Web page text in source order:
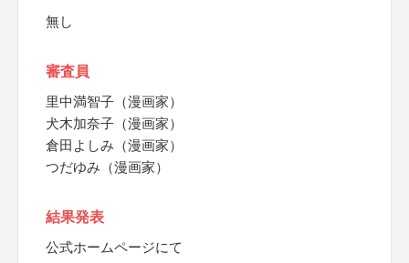
無し
審査員
里中満智子（漫画家）
犬木加奈子（漫画家）
倉田よしみ（漫画家）
つだゆみ（漫画家）
結果発表
公式ホームページにて